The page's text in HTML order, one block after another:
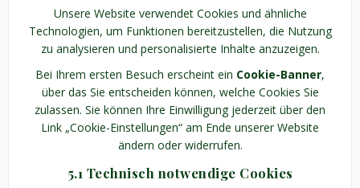
Unsere Website verwendet Cookies und ähnliche
Technologien, um Funktionen bereitzustellen, die Nutzung
zu analysieren und personalisierte Inhalte anzuzeigen.
Bei Ihrem ersten Besuch erscheint ein Cookie-Banner,
über das Sie entscheiden können, welche Cookies Sie
zulassen. Sie können Ihre Einwilligung jederzeit über den
Link „Cookie-Einstellungen“ am Ende unserer Website
ändern oder widerrufen.
5.1 Technisch notwendige Cookies